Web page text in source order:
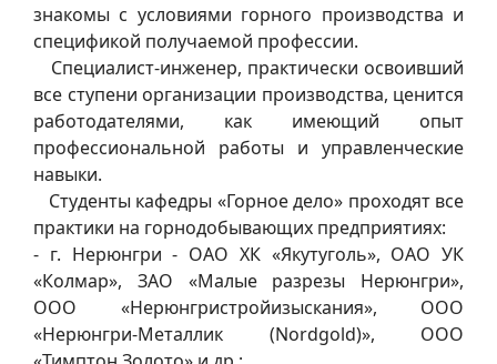
знакомы с условиями горного производства и
спецификой получаемой профессии.
Специалист-инженер, практически освоивший
все ступени организации производства, ценится
работодателями, как имеющий опыт
профессиональной работы и управленческие
навыки.
Студенты кафедры «Горное дело» проходят все
практики на горнодобывающих предприятиях:
- г. Нерюнгри - ОАО ХК «Якутуголь», ОАО УК
«Колмар», ЗАО «Малые разрезы Нерюнгри»,
ООО «Нерюнгристройизыскания», ООО
«Нерюнгри-Металлик (Nordgold)», ООО